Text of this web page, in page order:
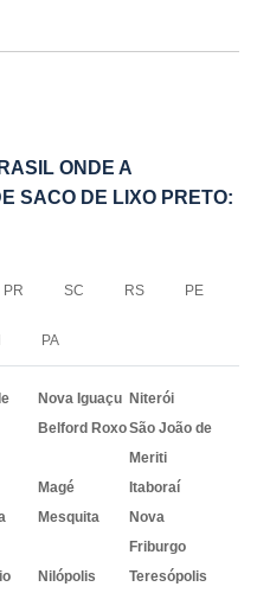
ONDE A
SACO DE LIXO PRETO:
PR SC RS PE
PA
Nova Iguaçu Niterói
Belford RoxoSão João de
Meriti
Magé
Itaboraí
Mesquita
Nova
Friburgo
Nilópolis
Teresópolis